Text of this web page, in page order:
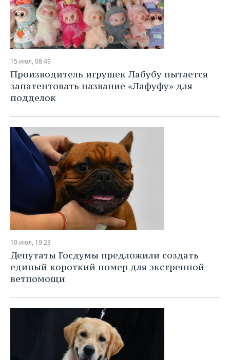
15 июл, 08:49
Производитель игрушек Лабубу пытается
запатентовать название «Лафуфу» для
подделок
10 июл, 19:23
Депутаты Госдумы предложили создать
единый короткий номер для экстренной
ветпомощи